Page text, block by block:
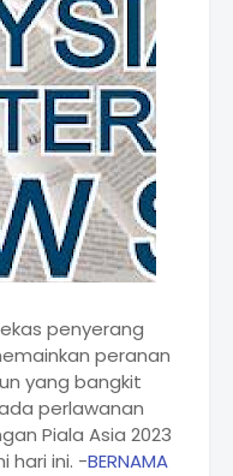
penyerang
peranan
yang bangkit
perlawanan
Piala Asia 2023
hari ini. -BERNAMA